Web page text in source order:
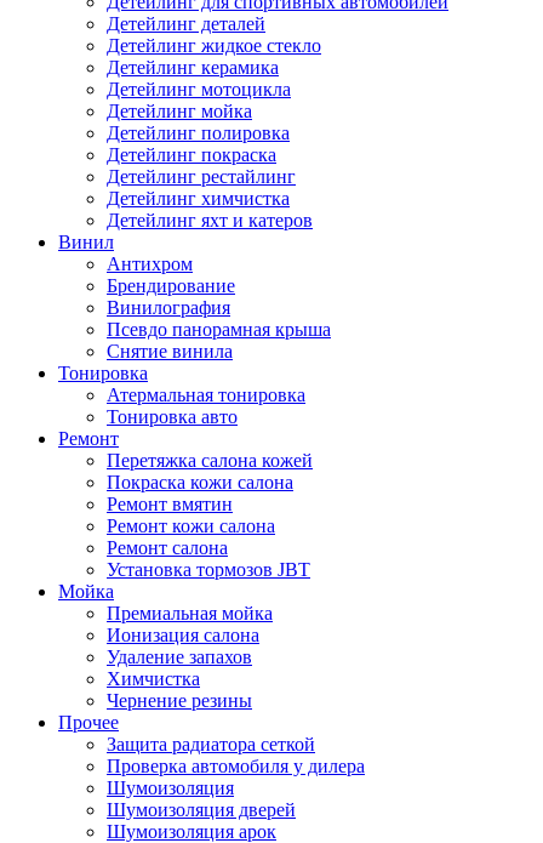
Детейлинг деталей
Детейлинг жидкое стекло
Детейлинг керамика
Детейлинг мотоцикла
Детейлинг мойка
Детейлинг полировка
Детейлинг покраска
Детейлинг рестайлинг
Детейлинг химчистка
Детейлинг яхт и катеров
Винил
Антихром
Брендирование
Винилография
Псевдо панорамная крыша
Снятие винила
Тонировка
Атермальная тонировка
Тонировка авто
Ремонт
Перетяжка салона кожей
Покраска кожи салона
Ремонт вмятин
Ремонт кожи салона
Ремонт салона
Установка тормозов JBT
Мойка
Премиальная мойка
Ионизация салона
Удаление запахов
Химчистка
Чернение резины
Прочее
Защита радиатора сеткой
Проверка автомобиля у дилера
Шумоизоляция
Шумоизоляция дверей
Шумоизоляция арок